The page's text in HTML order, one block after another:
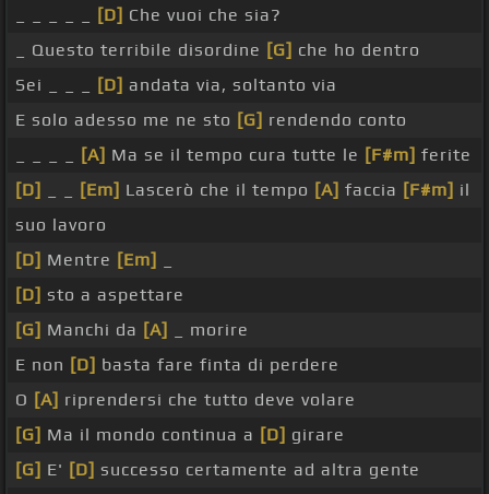
[D] Che vuoi che sia?
_ Questo terribile disordine [G] che ho dentro
Sei _ _ _
[D] andata via, soltanto via
E solo adesso me ne sto [G] rendendo conto
[A] Ma se il tempo cura tutte le [F#m] ferite
[D]
[Em] Lascerò che il tempo [A] faccia [F#m] il
suo lavoro
[D] Mentre [Em]
[D] sto a aspettare
[G] Manchi da [A]
_ morire
E non [D] basta fare finta di perdere
O [A] riprendersi che tutto deve volare
[G] Ma il mondo continua a [D] girare
[G] E' [D] successo certamente ad altra gente